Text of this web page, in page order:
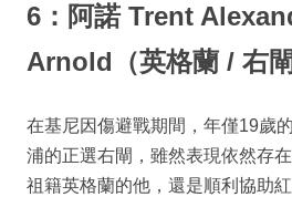
6：阿諾 Trent
Arnold（英格蘭 / 右
在基尼因傷避戰期間，年僅19歲
浦的正選右閘，雖然表現依然存
祖籍英格蘭的他，還是順利協助